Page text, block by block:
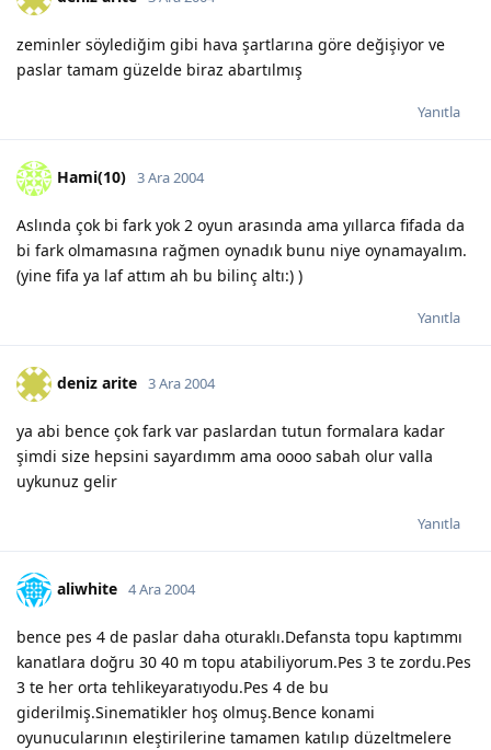
zeminler söylediğim gibi hava şartlarına göre değişiyor ve
paslar tamam güzelde biraz abartılmış
Yanıtla
Hami(10) 3 Ara 2004
Aslında çok bi fark yok 2 oyun arasında ama yıllarca fifada da
bi fark olmamasına rağmen oynadık bunu niye oynamayalım.
(yine fifa ya laf attım ah bu bilinç altı:) )
Yanıtla
deniz arite 3 Ara 2004
ya abi bence çok fark var paslardan tutun formalara kadar
şimdi size hepsini sayardımm ama oooo sabah olur valla
uykunuz gelir
Yanıtla
aliwhite 4 Ara 2004
bence pes 4 de paslar daha oturaklı.Defansta topu kaptımmı
kanatlara doğru 30 40 m topu atabiliyorum.Pes 3 te zordu.Pes
3 te her orta tehlikeyaratıyodu.Pes 4 de bu
giderilmiş.Sinematikler hoş olmuş.Bence konami
oyunucularının eleştirilerine tamamen katılıp düzeltmelere